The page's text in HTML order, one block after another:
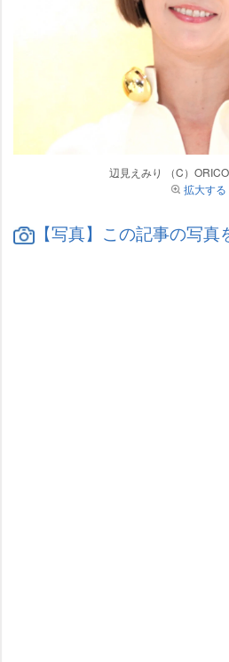
辺見えみり （C）
拡大する
【写真】この記事の写真